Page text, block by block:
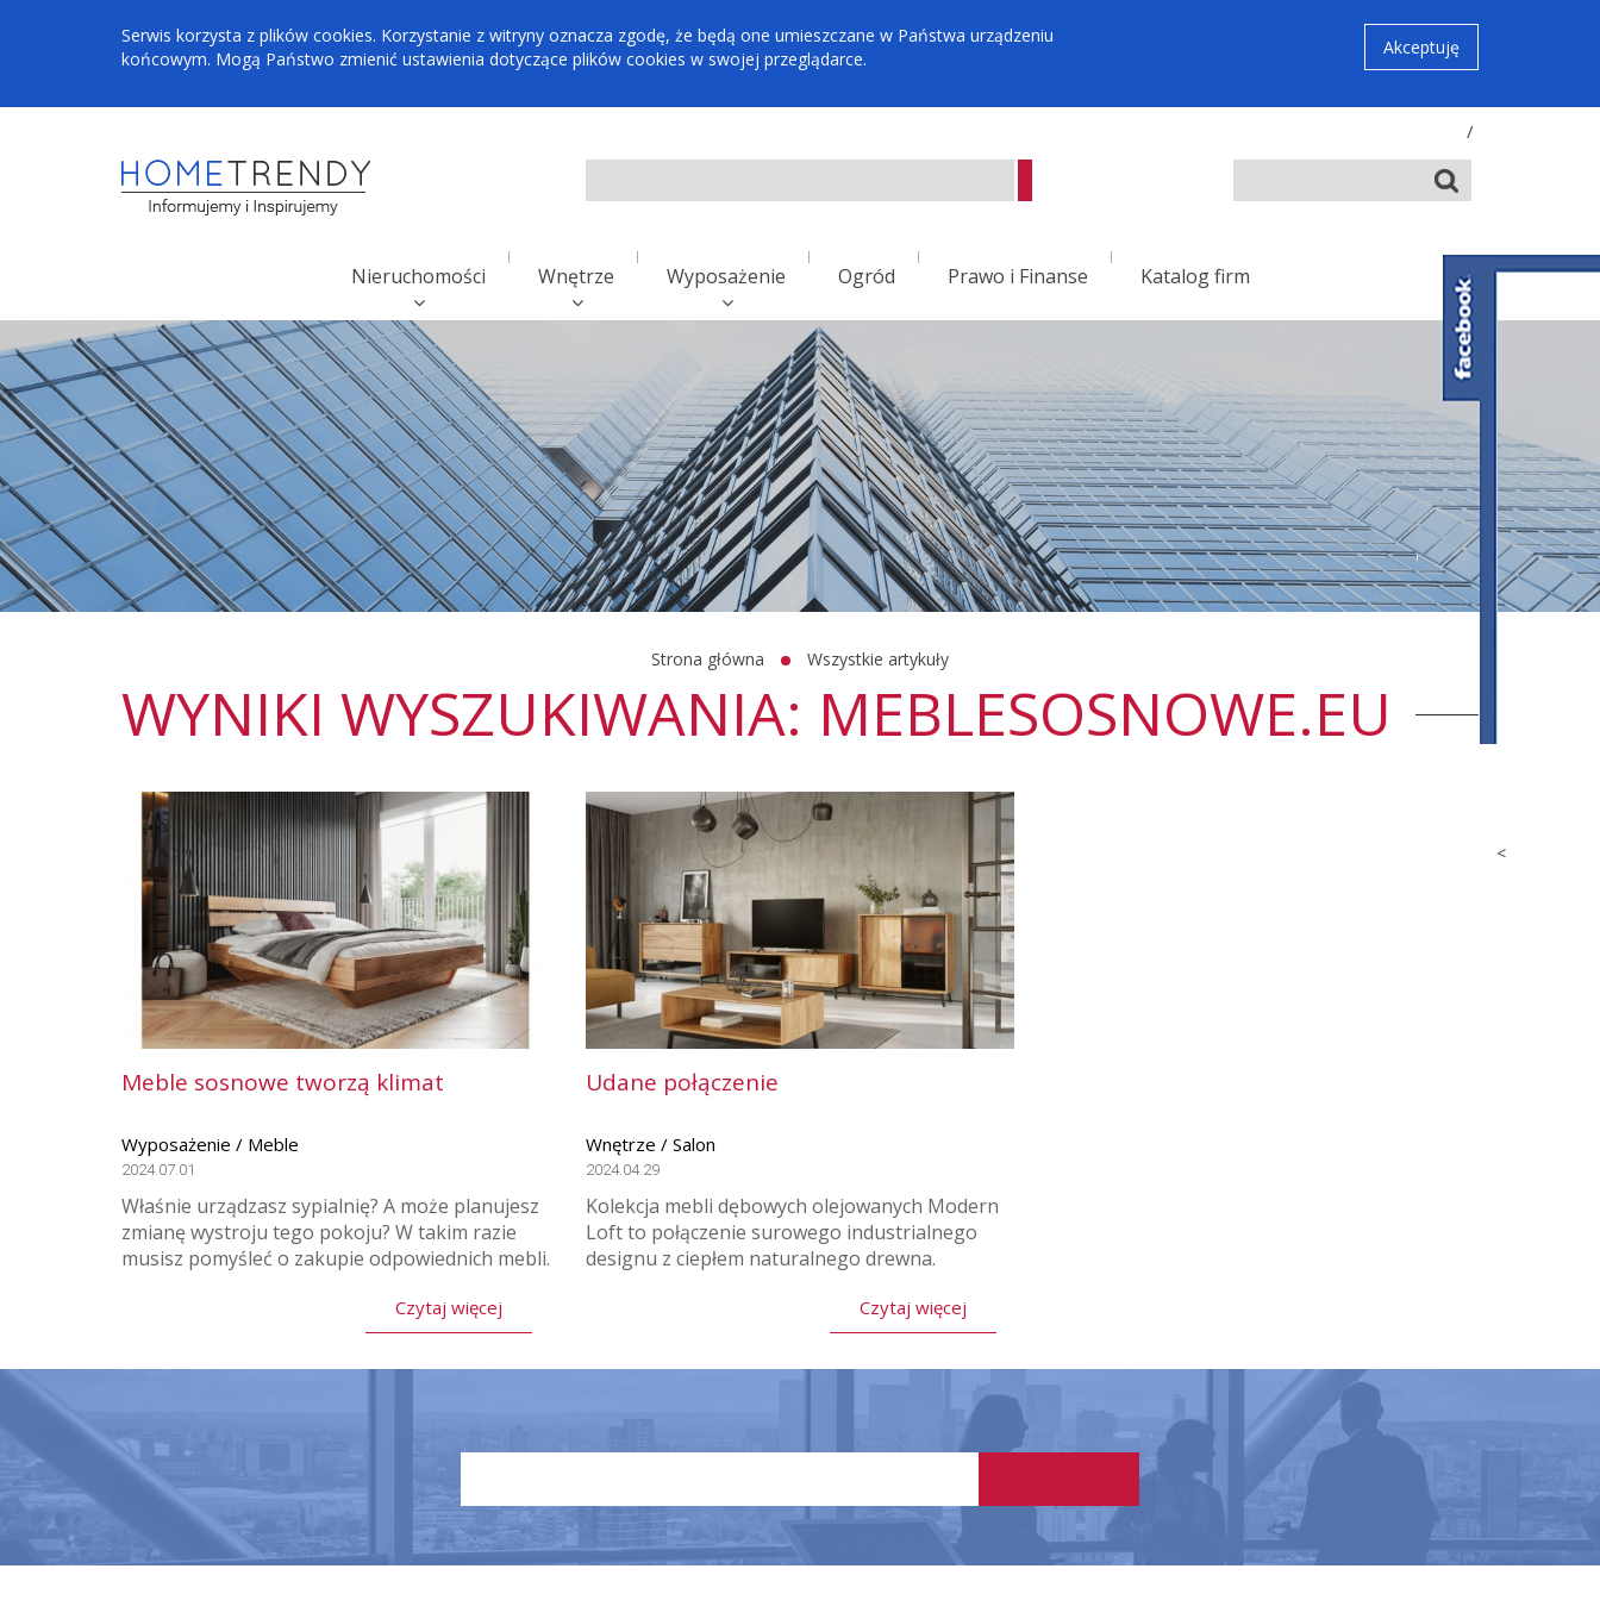
<
Serwis korzysta z plików cookies. Korzystanie z witryny oznacza zgodę, że będą one umieszczane w Państwa urządzeniu
końcowym. Mogą Państwo zmienić ustawienia dotyczące plików cookies w swojej przeglądarce.
Akceptuję
/
Nieruchomości Wnętrze Wyposażenie Ogród Prawo i Finanse Katalog firm
Strona główna Wszystkie artykuły
WYNIKI WYSZUKIWANIA: MEBLESOSNOWE.EU
Meble sosnowe tworzą klimat
Wyposażenie / Meble
2024.07.01
Właśnie urządzasz sypialnię? A może planujesz
zmianę wystroju tego pokoju? W takim razie
musisz pomyśleć o zakupie odpowiednich mebli.
Czytaj więcej
Udane połączenie
Wnętrze / Salon
2024.04.29
Kolekcja mebli dębowych olejowanych Modern
Loft to połączenie surowego industrialnego
designu z ciepłem naturalnego drewna.
Czytaj więcej